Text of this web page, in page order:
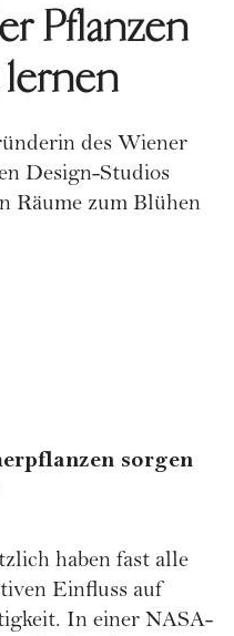
Pflanzen
lernen
des Wiener
Design-Studios
Räume zum Blühen
sorgen
haben fast alle
Einfluss auf
In einer NASA-